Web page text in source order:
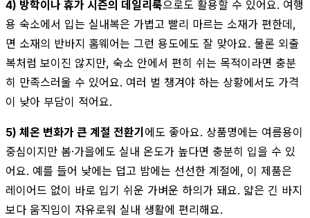
4) 방학이나 휴가 시즌의 데일리룩으로도 활용할 수 있어요. 여행
용 숙소에서 입는 실내복은 가볍고 빨리 마르는 소재가 편한데,
면 소재의 반바지 홈웨어는 그런 용도에도 잘 맞아요. 물론 외출
복처럼 보이진 않지만, 숙소 안에서 편히 쉬는 목적이라면 충분
히 만족스러울 수 있어요. 여러 벌 챙겨야 하는 상황에서도 가격
이 낮아 부담이 적어요.
5) 체온 변화가 큰 계절 전환기 에도 좋아요. 상품명에는 여름용이
중심이지만 봄·가을에도 실내 온도가 높다면 충분히 입을 수 있
어요. 예를 들어 낮에는 덥고 밤에는 선선한 계절에, 이 제품은
레이어드 없이 바로 입기 쉬운 가벼운 하의가 돼요. 얇은 긴 바지
보다 움직임이 자유로워 실내 생활에 편리해요.